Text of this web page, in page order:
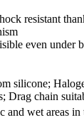
resistant
even under
silicone;
Drag chain
and wet areas